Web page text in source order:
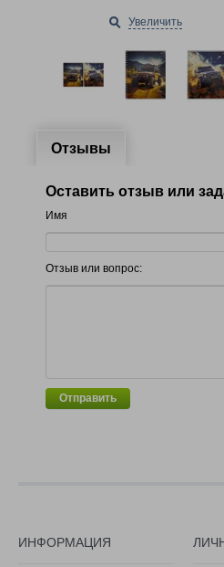
Увеличить
Отзывы
Оставить отзыв или
Имя
Отзыв или вопрос:
Отправить
ИНФОРМАЦИЯ